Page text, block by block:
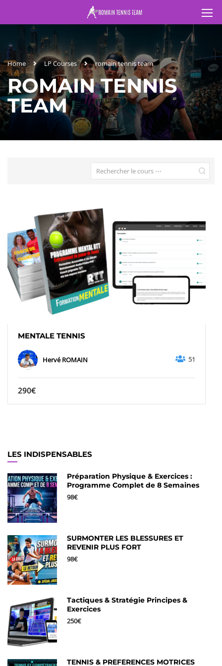
Home LP Courses romain tennis team
ROMAIN TENNIS
TEAM
MENTALE TENNIS
Hervé ROMAIN 51
290€
LES INDISPENSABLES
Préparation Physique & Exercices :
Programme Complet de 8 Semaines
98€
SURMONTER LES BLESSURES ET
REVENIR PLUS FORT
98€
Tactiques & Stratégie Principes &
Exercices
250€
TENNIS & PRÉFÉRENCES MOTRICES